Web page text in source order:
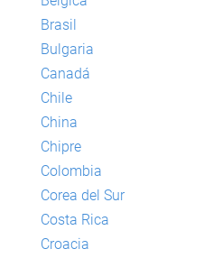
Brasil
Bulgaria
Canadá
Chile
China
Chipre
Colombia
Corea del Sur
Costa Rica
Croacia